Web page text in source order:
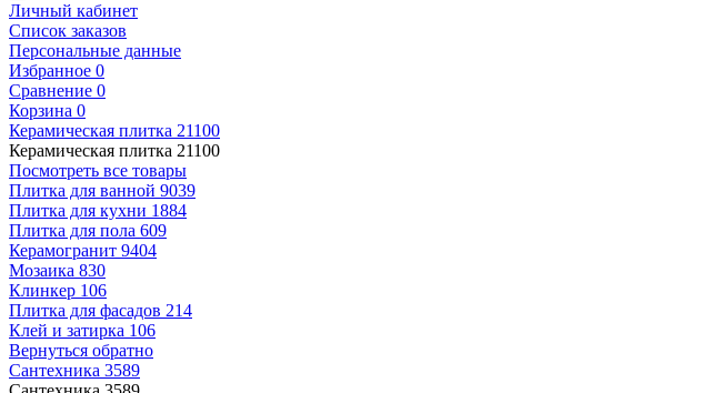
Личный кабинет
Список заказов
Персональные данные
Избранное 0
Сравнение 0
Корзина 0
Керамическая плитка 21100
Керамическая плитка 21100
Посмотреть все товары
Плитка для ванной 9039
Плитка для кухни 1884
Плитка для пола 609
Керамогранит 9404
Мозаика 830
Клинкер 106
Плитка для фасадов 214
Клей и затирка 106
Вернуться обратно
Сантехника 3589